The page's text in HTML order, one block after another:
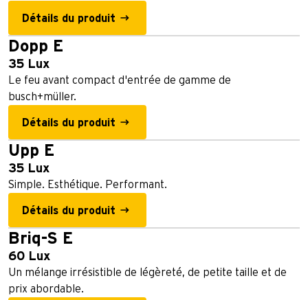
Détails du produit
Dopp E
35 Lux
Le feu avant compact d'entrée de gamme de
busch+müller.
Détails du produit
Upp E
35 Lux
Simple. Esthétique. Performant.
Détails du produit
Briq-S E
60 Lux
Un mélange irrésistible de légèreté, de petite taille et de
prix abordable.